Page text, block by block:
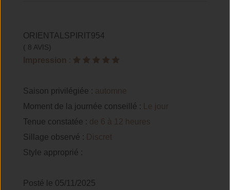
ORIENTALSPIRIT954
( 8 AVIS)
Impression :
Saison privilégiée : automne
Moment de la journée conseillé :
Le jour
Tenue constatée : de 6 à 12 heures
Sillage observé : Discret
Style approprié :
Posté le 05/11/2025